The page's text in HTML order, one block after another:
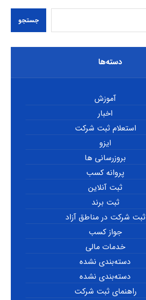
جستجو
دسته‌ها
آموزش
اخبار
استعلام ثبت شرکت
ایزو
بروزرسانی ها
پروانه کسب
ثبت آنلاین
ثبت برند
ثبت شرکت در مناطق آزاد
جواز کسب
خدمات مالی
دسته‌بندی نشده
دسته‌بندی نشده
راهنمای ثبت شرکت